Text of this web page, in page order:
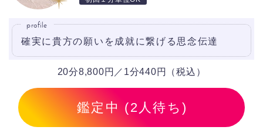
profile
確実に貴方の願いを成就に繋げる思念伝達
20分8,800円／1分440円（税込）
鑑定中 (2人待ち)